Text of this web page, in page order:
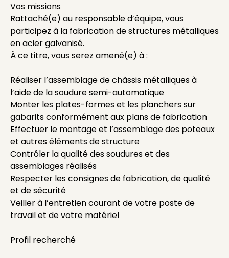
Vos missions
Rattaché(e) au responsable d’équipe, vous
participez à la fabrication de structures métalliques
en acier galvanisé.
À ce titre, vous serez amené(e) à :
Réaliser l’assemblage de châssis métalliques à
l’aide de la soudure semi-automatique
Monter les plates-formes et les planchers sur
gabarits conformément aux plans de fabrication
Effectuer le montage et l’assemblage des poteaux
et autres éléments de structure
Contrôler la qualité des soudures et des
assemblages réalisés
Respecter les consignes de fabrication, de qualité
et de sécurité
Veiller à l’entretien courant de votre poste de
travail et de votre matériel
Profil recherché